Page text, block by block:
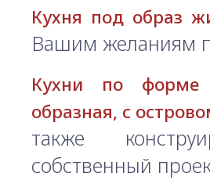
Кухня под образ
Вашим желаниям
Кухни по
образная, с
также
собственный